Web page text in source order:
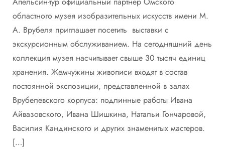
областного музея изобразительных искусств имени М.
А. Врубеля приглашает посетить выставки с
экскурсионным обслуживанием. На сегодняшний день
коллекция музея насчитывает свыше 30 тысяч единиц
хранения. Жемчужины живописи входят в состав
постоянной экспозиции, представленной в залах
Врубелевского корпуса: подлинные работы Ивана
Айвазовского, Ивана Шишкина, Натальи Гончаровой,
Василия Кандинского и других знаменитых мастеров.
[…]